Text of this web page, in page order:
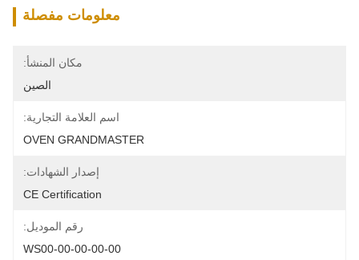
معلومات مفصلة
مكان المنشأ:
الصين
اسم العلامة التجارية:
OVEN GRANDMASTER
إصدار الشهادات:
CE Certification
رقم الموديل:
WS00-00-00-00-00